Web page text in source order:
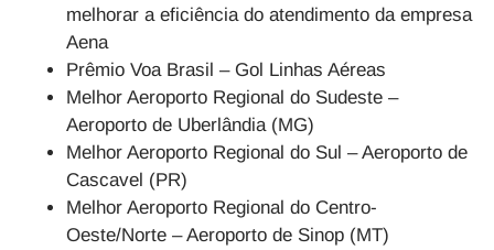
melhorar a eficiência do atendimento da empresa
Aena
Prêmio Voa Brasil – Gol Linhas Aéreas
Melhor Aeroporto Regional do Sudeste –
Aeroporto de Uberlândia (MG)
Melhor Aeroporto Regional do Sul – Aeroporto de
Cascavel (PR)
Melhor Aeroporto Regional do Centro-
Oeste/Norte – Aeroporto de Sinop (MT)